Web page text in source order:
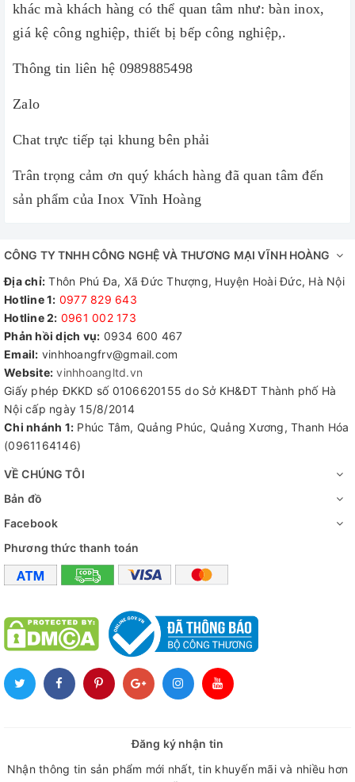
khác mà khách hàng có thể quan tâm như: bàn inox,
giá kệ công nghiệp, thiết bị bếp công nghiệp,.
Thông tin liên hệ 0989885498
Zalo
Chat trực tiếp tại khung bên phải
Trân trọng cảm ơn quý khách hàng đã quan tâm đến
sản phẩm của Inox Vĩnh Hoàng
CÔNG TY TNHH CÔNG NGHỆ VÀ THƯƠNG MẠI VĨNH HOÀNG
Địa chỉ: Thôn Phú Đa, Xã Đức Thượng, Huyện Hoài Đức, Hà Nội
Hotline 1: 0977 829 643
Hotline 2: 0961 002 173​
Phản hồi dịch vụ: 0934 600 467
Email: vinhhoangfrv@gmail.com
Website: vinhhoangltd.vn
Giấy phép ĐKKD số 0106620155 do Sở KH&ĐT Thành phố Hà
Nội cấp ngày 15/8/2014
Chi nhánh 1: Phúc Tâm, Quảng Phúc, Quảng Xương, Thanh Hóa
(0961164146)
VỀ CHÚNG TÔI
Bản đồ
Facebook
Phương thức thanh toán
Đăng ký nhận tin
Nhận thông tin sản phẩm mới nhất, tin khuyến mãi và nhiều hơn